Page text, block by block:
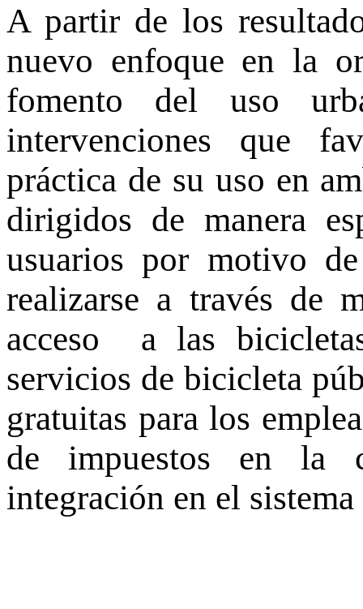
A partir de los
nuevo enfoque en la
fomento del uso
intervenciones que
práctica de su uso en
dirigidos de manera
usuarios por motivo
realizarse a través de
acceso a las
servicios de bicicleta
gratuitas para los
de impuestos en la
integración en el